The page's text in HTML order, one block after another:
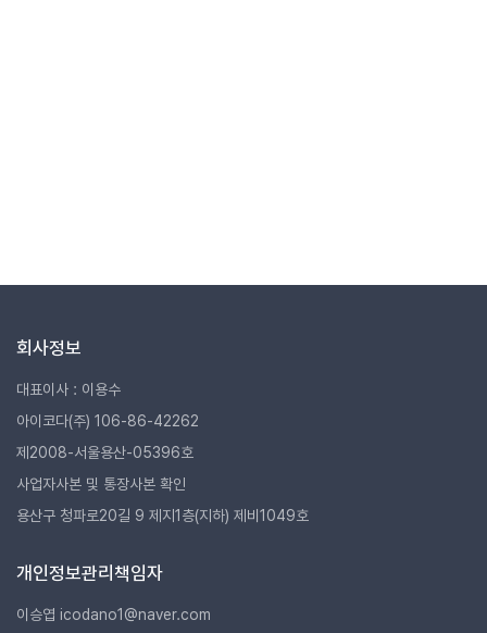
회사정보
대표이사 : 이용수
아이코다(주) 106-86-42262
제2008-서울용산-05396호
사업자사본 및 통장사본 확인
용산구 청파로20길 9 제지1층(지하) 제비1049호
개인정보관리책임자
이승엽 icodano1@naver.com